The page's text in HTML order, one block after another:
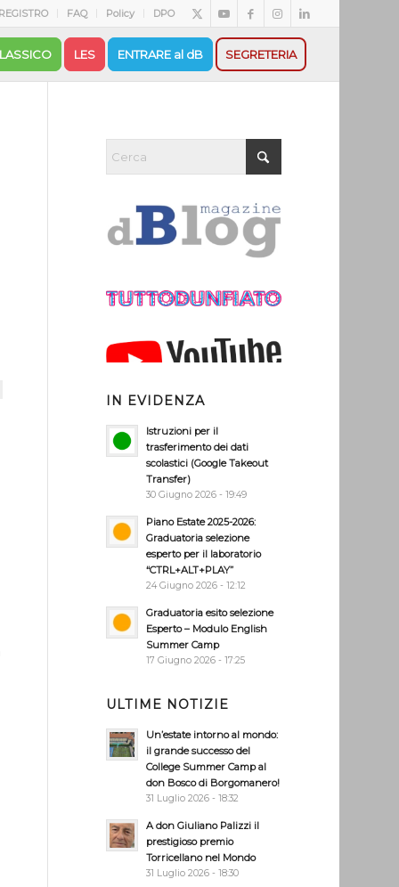
REGISTRO FAQ Policy DPO
LES ENTRARE al dB SEGRETERIA
IN EVIDENZA
Istruzioni per il
trasferimento dei dati
scolastici (Google Takeout
Transfer)
30 Giugno 2026 - 19:49
Piano Estate 2025-2026:
Graduatoria selezione
esperto per il laboratorio
“CTRL+ALT+PLAY”
24 Giugno 2026 - 12:12
Graduatoria esito selezione
Esperto – Modulo English
Summer Camp
17 Giugno 2026 - 17:25
ULTIME NOTIZIE
Un’estate intorno al mondo:
il grande successo del
College Summer Camp al
don Bosco di Borgomanero!
31 Luglio 2026 - 18:32
A don Giuliano Palizzi il
prestigioso premio
Torricellano nel Mondo
31 Luglio 2026 - 18:30